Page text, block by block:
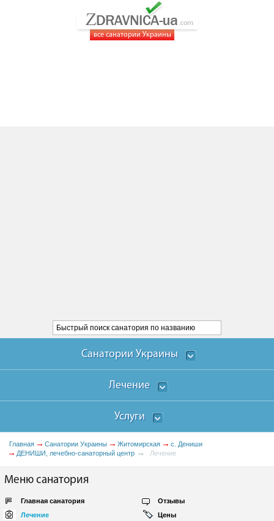
все санатории Украины
Санатории Украины
Лечение
Услуги
Главная Санатории Украины Житомирская
с. Дениши
ДЕНИШИ, лечебно-санаторный центр
Лечение
Меню санатория
Главная санатория
Отзывы
Лечение
Цены